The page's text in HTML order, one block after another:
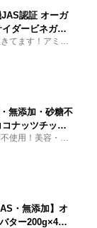
認証 オーガ
ダービネガー5
加熱）ASPALL
エット・美容
てます！アミノ
健康サポート
無添加・砂糖不
ナッツチップ
美容・ダイエッ
無漂白・ノン
使用！美容・ダ
対策に、話題の
チップで登場 (送
・無添加】オ
ター200g×4個